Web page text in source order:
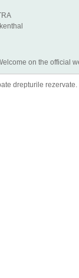
on the official
drepturile rezervate.